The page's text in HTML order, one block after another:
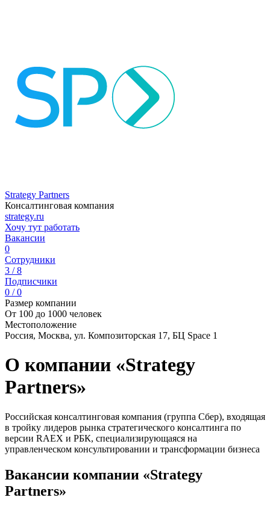
Strategy Partners
Консалтинговая компания
strategy.ru
Хочу тут работать
Вакансии
0
Сотрудники
3 / 8
Подписчики
0 / 0
Размер компании
От 100 до 1000 человек
Местоположение
Россия, Москва, ул. Композиторская 17, БЦ Space 1
О компании «Strategy
Partners»
Российская консалтинговая компания (группа Сбер), входящая
в тройку лидеров рынка стратегического консалтинга по
версии RAEX и РБК, специализирующаяся на
управленческом консультировании и трансформации бизнеса
Вакансии компании «Strategy
Partners»